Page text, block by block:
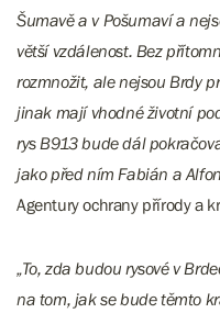
Šumavě a v Pošumaví a
větší vzdálenost. Bez
rozmnožit, ale nejsou Brdy
jinak mají vhodné životní
rys B913 bude dál
jako před ním Fabián a
Agentury ochrany přírody a
„To, zda budou rysové v
na tom, jak se bude těmto